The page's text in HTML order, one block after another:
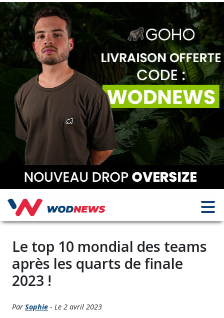
Le top 10 mondial des teams
après les quarts de finale
2023 !
Par Sophie - Le 2 avril 2023